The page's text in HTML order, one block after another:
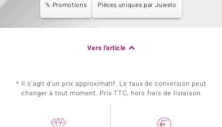
% Promotions Pièces uniques par Juwelo
Vers l'article
* Il s'agit d'un prix approximatif. Le taux de conversion peut
changer à tout moment. Prix TTC, hors frais de livraison